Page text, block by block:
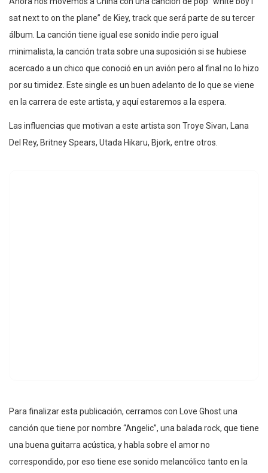
sat next to on the plane” de Kiey, track que será parte de su tercer
álbum. La canción tiene igual ese sonido indie pero igual
minimalista, la canción trata sobre una suposición si se hubiese
acercado a un chico que conoció en un avión pero al final no lo hizo
por su timidez. Este single es un buen adelanto de lo que se viene
en la carrera de este artista, y aquí estaremos a la espera.
Las influencias que motivan a este artista son Troye Sivan, Lana
Del Rey, Britney Spears, Utada Hikaru, Bjork, entre otros.
Para finalizar esta publicación, cerramos con Love Ghost una
canción que tiene por nombre “Angelic”, una balada rock, que tiene
una buena guitarra acústica, y habla sobre el amor no
correspondido, por eso tiene ese sonido melancólico tanto en la